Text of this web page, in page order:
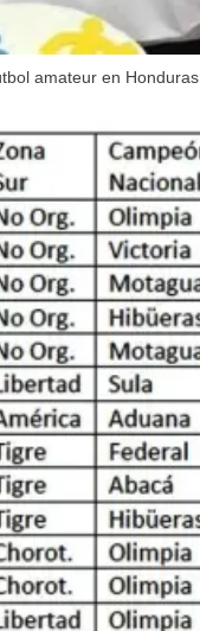
amateur en Honduras.